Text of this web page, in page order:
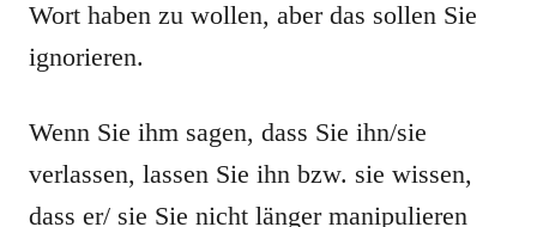
Wort haben zu wollen, aber das sollen Sie
ignorieren.
Wenn Sie ihm sagen, dass Sie ihn/sie
verlassen, lassen Sie ihn bzw. sie wissen,
dass er/ sie Sie nicht länger manipulieren